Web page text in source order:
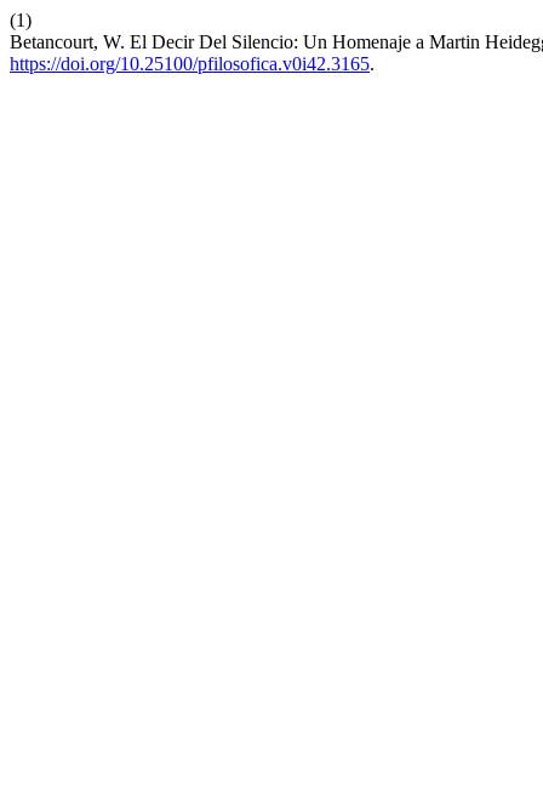
(1)
Betancourt, W. El Decir Del Silencio: Un Homenaje a Martin
https://doi.org/10.25100/pfilosofica.v0i42.3165.